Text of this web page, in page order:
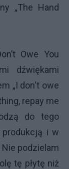
„The Hand
Owe You
dźwiękami
„I don't owe
repay me
do tego
produkcją i w
podzielam
tę płytę niż